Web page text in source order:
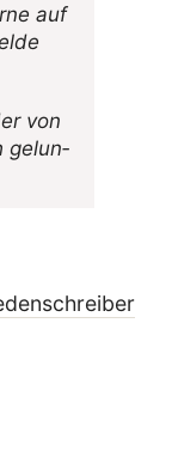
auf
von
gelun­